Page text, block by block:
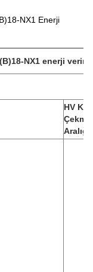
NX1 Enerji
NX1 enerji
HV
Çekme
Aralığı